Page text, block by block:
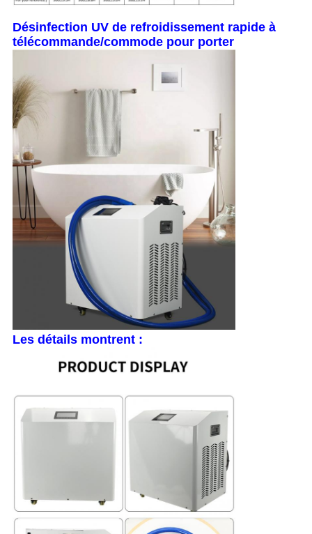
Désinfection UV de refroidissement rapide à
télécommande/commode pour porter
Les détails montrent :